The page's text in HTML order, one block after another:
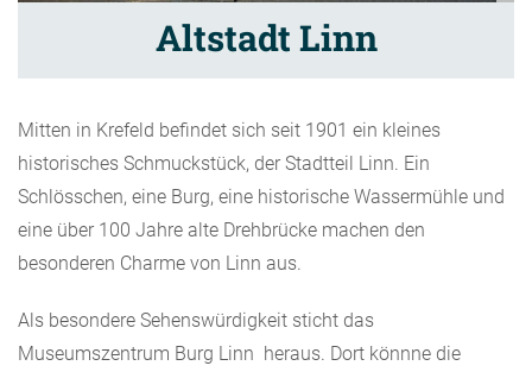
Altstadt Linn
Mitten in Krefeld befindet sich seit 1901 ein kleines
historisches Schmuckstück, der Stadtteil Linn. Ein
Schlösschen, eine Burg, eine historische Wassermühle und
eine über 100 Jahre alte Drehbrücke machen den
besonderen Charme von Linn aus.
Als besondere Sehenswürdigkeit sticht das
Museumszentrum Burg Linn heraus. Dort könnne die